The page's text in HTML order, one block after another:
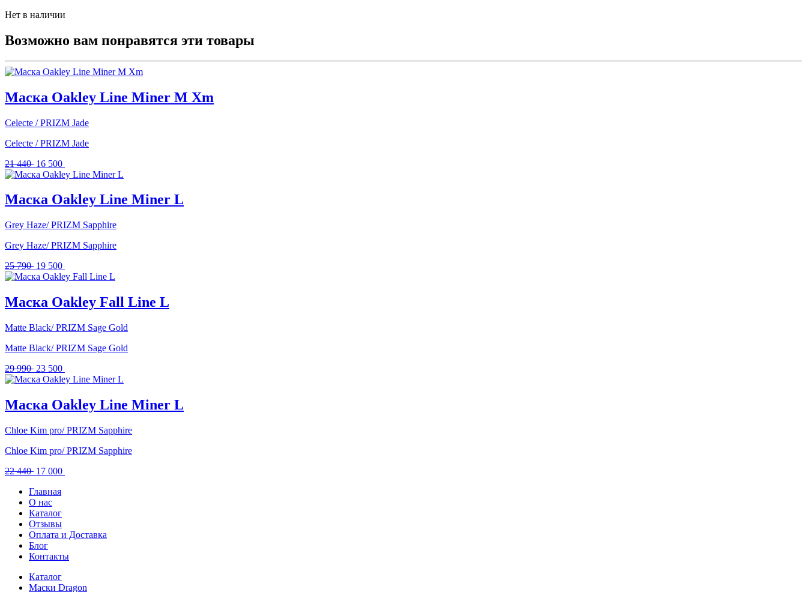
Нет в наличии
Возможно вам понравятся эти товары
Маска Oakley Line Miner M Xm
Celecte / PRIZM Jade
Celecte / PRIZM Jade
21 440 Первоначальная
цена
21
440 .
16 500
цена:
500 .
Маска Oakley Line Miner L
Grey Haze/ PRIZM Sapphire
Grey Haze/ PRIZM Sapphire
25 790 Первоначальная
цена
790 .
19 500
цена:
500 .
Маска Oakley Fall Line L
Matte Black/ PRIZM Sage Gold
Matte Black/ PRIZM Sage Gold
29 990 Первоначальная
цена
990 .
23 500
цена:
500 .
Маска Oakley Line Miner L
Chloe Kim pro/ PRIZM Sapphire
Chloe Kim pro/ PRIZM Sapphire
22 440 Первоначальная
составляла
22
440 .
17 000
Главная
О нас
Каталог
Отзывы
Оплата и Доставка
Блог
Контакты
Каталог
Маски Dragon